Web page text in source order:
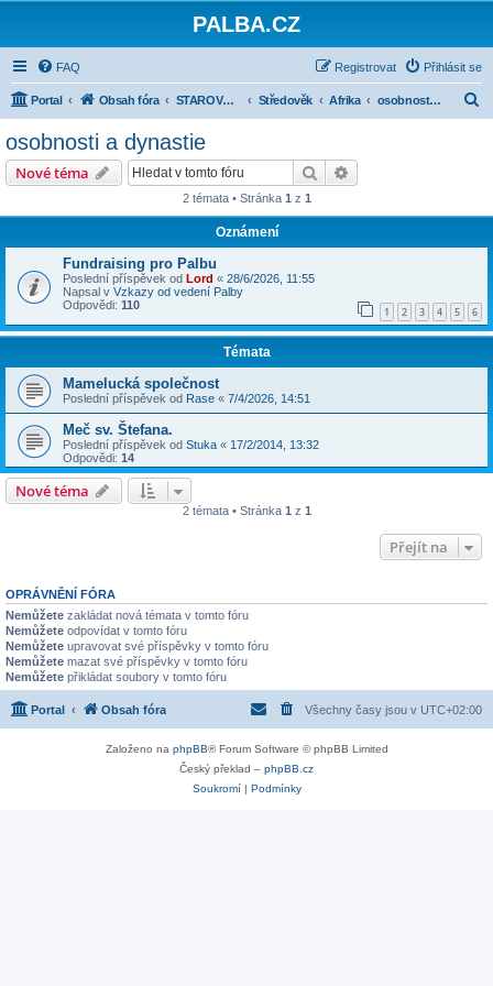
PALBA.CZ
FAQ Přihlásit se
Registrovat
Portal Obsah fóra STAROVĚK, STŘEDOVĚK, NOVOVĚK DO ROKU 1914 Středověk Afrika osobnosti a dynastie
osobnosti a dynastie
Nové téma Hledat
2 témata • Stránka 1 z 1
Oznámení
Fundraising pro Palbu
Poslední příspěvek od Lord « 28/6/2026, 11:55
Napsal v Vzkazy od vedení Palby
Odpovědi: 110 1 2 3 4 5 6
Témata
Mamelucká společnost
Poslední příspěvek od Rase « 7/4/2026, 14:51
Meč sv. Štefana.
Poslední příspěvek od Stuka « 17/2/2014, 13:32
Odpovědi: 14
Nové téma
2 témata • Stránka 1 z 1
Přejít na
OPRÁVNĚNÍ FÓRA
Nemůžete zakládat nová témata v tomto fóru
Nemůžete odpovídat v tomto fóru
Nemůžete upravovat své příspěvky v tomto fóru
Nemůžete mazat své příspěvky v tomto fóru
Nemůžete přikládat soubory v tomto fóru
Portal Obsah fóra Všechny časy jsou v UTC+02:00
Založeno na phpBB® Forum Software © phpBB Limited
Český překlad – phpBB.cz
Soukromí| Podmínky